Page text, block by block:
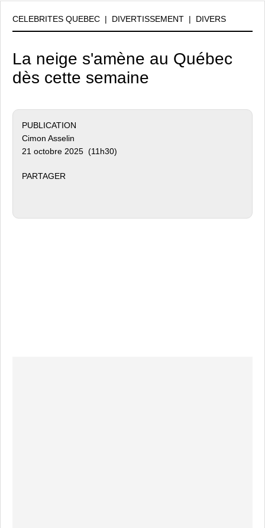
CELEBRITES QUEBEC | DIVERTISSEMENT | DIVERS
La neige s'amène au Québec
dès cette semaine
PUBLICATION
Cimon Asselin
21 octobre 2025 (11h30)
PARTAGER